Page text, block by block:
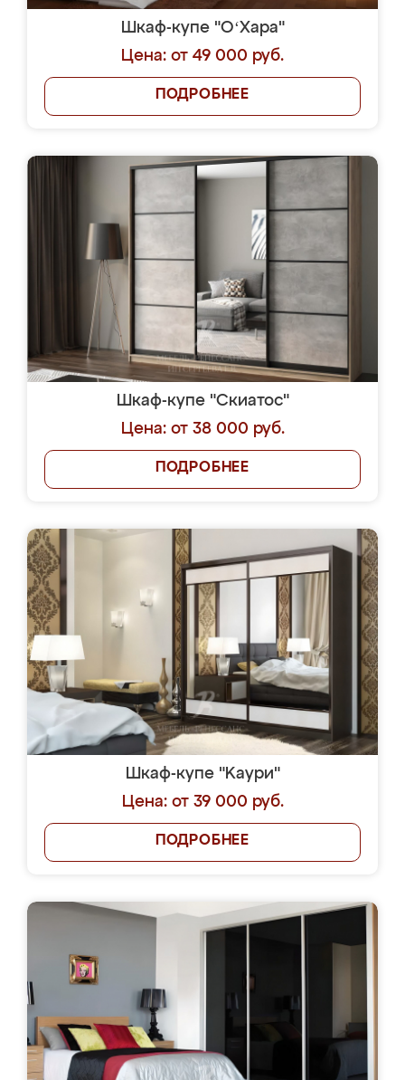
Шкаф-купе "OʻХара"
Цена: от 49 000 руб.
ПОДРОБНЕЕ
Шкаф-купе "Скиатос"
Цена: от 38 000 руб.
ПОДРОБНЕЕ
Шкаф-купе "Kaури"
Цена: от 39 000 руб.
ПОДРОБНЕЕ